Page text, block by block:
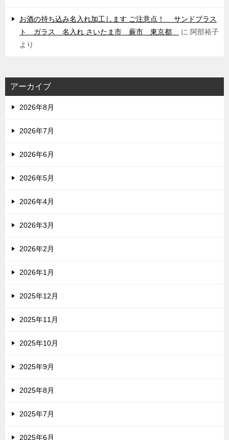
お酒の持ち込み名入れ加工します ご注意点！ サンドブラス
ト ガラス 名入れ さいたま市 蕨市 東京都
に 阿部裕子
より
アーカイブ
2026年8月
2026年7月
2026年6月
2026年5月
2026年4月
2026年3月
2026年2月
2026年1月
2025年12月
2025年11月
2025年10月
2025年9月
2025年8月
2025年7月
2025年6月